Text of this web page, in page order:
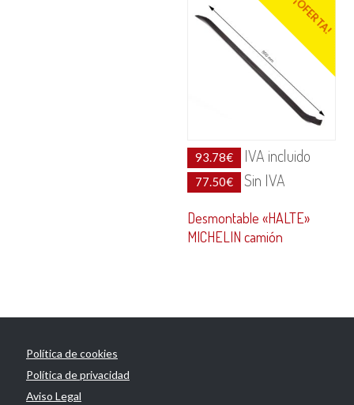
¡OFERTA!
93.78€ IVA incluido
77.50€ Sin IVA
Desmontable «HALTE»
MICHELIN camión
Política de cookies
Política de privacidad
Aviso Legal